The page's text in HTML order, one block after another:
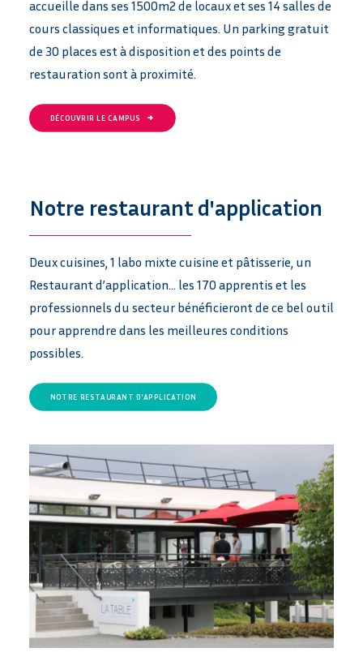
accueille dans ses 1500m2 de locaux et ses 14 salles de
cours classiques et informatiques. Un parking gratuit
de 30 places est à disposition et des points de
restauration sont à proximité.
DÉCOUVRIR LE CAMPUS
Notre restaurant d'application
Deux cuisines, 1 labo mixte cuisine et pâtisserie, un
Restaurant d’application… les 170 apprentis et les
professionnels du secteur bénéficieront de ce bel outil
pour apprendre dans les meilleures conditions
possibles.
NOTRE RESTAURANT D'APPLICATION